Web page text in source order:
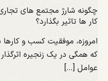
چگونه شارژ مجتمع های تجاری
کار ها تاثیر بگذارد؟
امروزه، موفقیت کسب و کارها
که همگی در یک زنجیره اثرگذار
عوامل […]